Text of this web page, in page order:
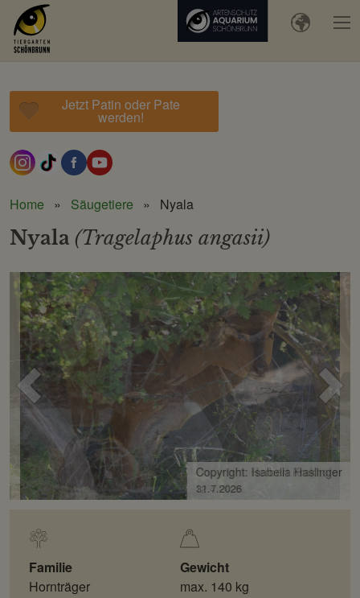
Jetzt Patin oder Pate
werden!
Home Säugetiere Nyala
Nyala (Tragelaphus angasii)
Voriges
Bild Bild
Copyright: Herbert Krakhofer
12.4.2026
Familie
Hornträger
Gewicht
max. 140 kg